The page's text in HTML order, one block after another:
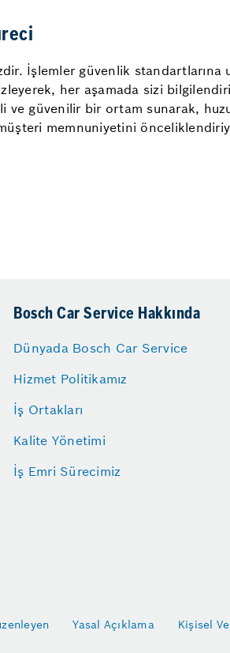
İşlemler güvenlik
her aşamada sizi
ve güvenilir bir ortam sunarak,
memnuniyetini
Bosch Car Service Hakkında
Dünyada Bosch Car Service
Hizmet Politikamız
İş Ortakları
Kalite Yönetimi
İş Emri Sürecimiz
Yasal Açıklama Kişisel